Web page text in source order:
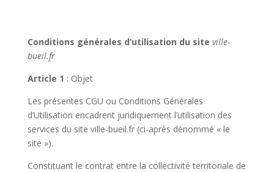
Conditions générales d’utilisation du site ville-
bueil.fr
Article 1 : Objet
Les présentes CGU ou Conditions Générales
d’Utilisation encadrent juridiquement l’utilisation des
services du site ville-bueil.fr (ci-après dénommé « le
site »).
Constituant le contrat entre la collectivité territoriale de